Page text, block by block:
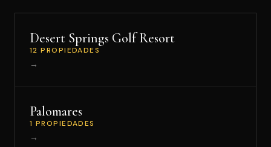
Desert Springs Golf Resort
12 PROPIEDADES
→
Palomares
1 PROPIEDADES
→